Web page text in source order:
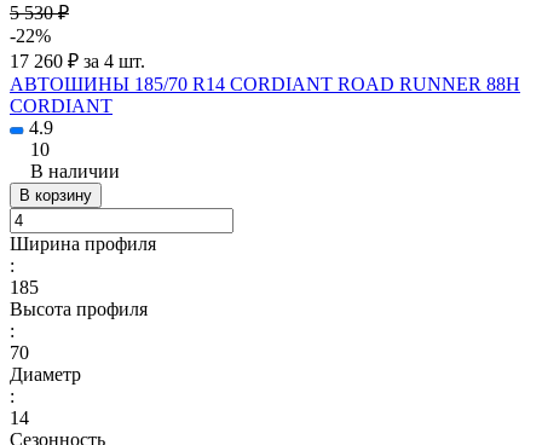
5 530 ₽
-22%
17 260 ₽ за 4 шт.
АВТОШИНЫ 185/70 R14 CORDIANT ROAD RUNNER 88H
CORDIANT
4.9
10
В наличии
В корзину
Ширина профиля
:
185
Высота профиля
:
70
Диаметр
:
14
Сезонность